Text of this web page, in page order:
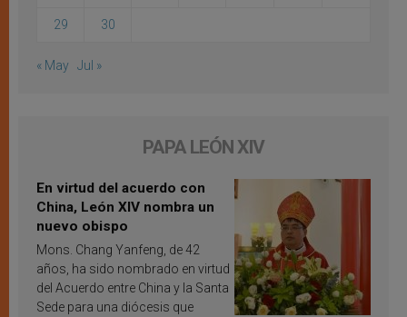
29 30
« May Jul »
PAPA LEÓN XIV
En virtud del acuerdo con
China, León XIV nombra un
nuevo obispo
Mons. Chang Yanfeng, de 42
años, ha sido nombrado en virtud
del Acuerdo entre China y la Santa
Sede para una diócesis que